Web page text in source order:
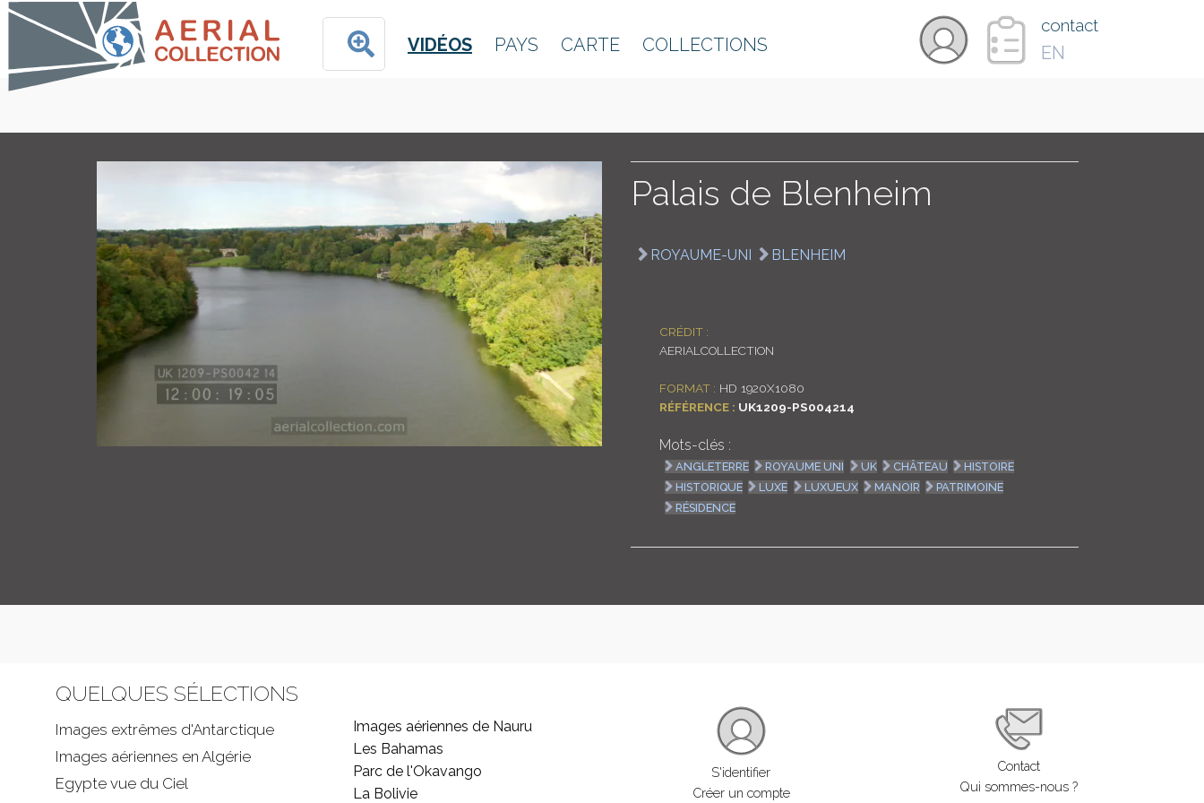
VIDÉOS PAYS CARTE COLLECTIONS
contact
EN
Palais de Blenheim
ROYAUME-UNI BLENHEIM
CRÉDIT :
AERIALCOLLECTION
FORMAT : HD 1920X1080
RÉFÉRENCE : UK1209-PS004214
Mots-clés :
ANGLETERRE ROYAUME UNI UK CHÂTEAU
HISTOIRE
HISTORIQUE
LUXE LUXUEUX MANOIR
PATRIMOINE
RÉSIDENCE
QUELQUES SÉLECTIONS
Images extrêmes d'Antarctique
Images aériennes en Algérie
Egypte vue du Ciel
Images aériennes de Nauru
Les Bahamas
Parc de l'Okavango
La Bolivie
S'identifier
Créer un compte
Contact
Qui sommes-nous ?